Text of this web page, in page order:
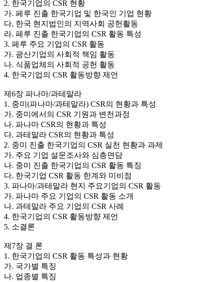
2. 한국기업의 CSR 현황
가. 페루 진출 한국기업 및 한국인 기업 현황
다. 한국 현지법인의 지역사회 공헌활동
라. 페루 진출 한국기업의 CSR 활동 특성
3. 페루 주요 기업의 CSR 활동
가. 광산기업의 사회적 책임 활동
나. 식품업체의 사회적 공헌 활동
4. 한국기업의 CSR 활동방향 제언
제6장 파나마/과테말라
1. 중미(파나마/과테말라) CSR의 현황과 특성
가. 중미에서의 CSR 기원과 변천과정
나. 파나마 CSR의 현황과 특성
다. 과테말라 CSR의 현황과 특성
2. 중미 진출 한국기업의 CSR 실천 현황과 과제
가. 주요 기업 설문조사와 심층면담
나. 중미 진출 한국기업의 CSR 활동 특징
다. 한국기업 CSR 활동 한계와 미비점
3. 파나마/과테말라 현지 주요기업의 CSR 활동
가. 파나마 주요 기업의 CSR 활동 소개
나. 과테말라 주요 기업의 CSR 사례
4. 한국기업의 CSR 활동방향 제언
5. 소결론
제7장 결 론
1. 한국기업의 CSR 활동 특성과 현황
가. 국가별 특징
나. 업종별 특징